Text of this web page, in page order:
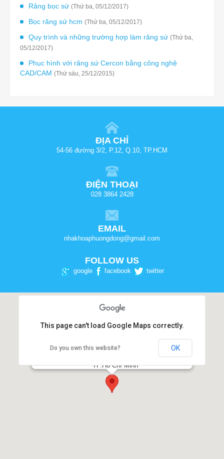
Răng bọc sứ (Thứ ba, 05/12/2017)
Bọc răng sứ hcm (Thứ ba, 05/12/2017)
Quy trình và những trường hợp làm răng sứ (Thứ ba,
05/12/2017)
Phục hình với răng sứ Cercon bằng công nghệ
CAD/CAM (Thứ sáu, 25/12/2015)
ĐỊA CHỈ
54-56 đường 3/2, P.12, Q.10, TP.HCM
ĐIỆN THOẠI
028 3864 2428
EMAIL
nhakhoaphuongdong@gmail.com
FOLLOW US
google facebook twitter
NHA KHOA PHƯƠNG ĐÔNG
Số 54-56, Đường 3 tháng 2, Phường 12, Quận 10,
TP.Hồ Chí Minh
This page can't load Google Maps correctly.
Do you own this website? OK